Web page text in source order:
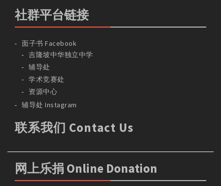
社群平台链接
面子书 Facebook
吉隆坡中华独立中学
辅导处
学术竞赛处
资源中心
辅导处 Instagram
联系我们 Contact Us
网上乐捐 Online Donation